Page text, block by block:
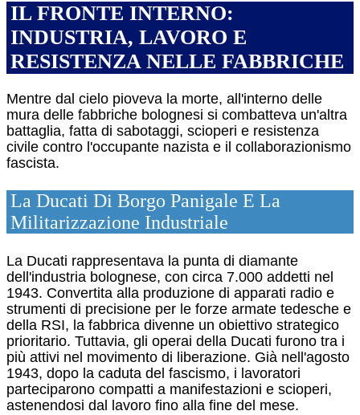
IL FRONTE INTERNO:
INDUSTRIA, LAVORO E
RESISTENZA NELLE FABBRICHE
Mentre dal cielo pioveva la morte, all'interno delle
mura delle fabbriche bolognesi si combatteva un'altra
battaglia, fatta di sabotaggi, scioperi e resistenza
civile contro l'occupante nazista e il collaborazionismo
fascista.
La Ducati Di Borgo Panigale E La
Militarizzazione Industriale
La Ducati rappresentava la punta di diamante
dell'industria bolognese, con circa 7.000 addetti nel
1943. Convertita alla produzione di apparati radio e
strumenti di precisione per le forze armate tedesche e
della RSI, la fabbrica divenne un obiettivo strategico
prioritario. Tuttavia, gli operai della Ducati furono tra i
più attivi nel movimento di liberazione. Già nell'agosto
1943, dopo la caduta del fascismo, i lavoratori
parteciparono compatti a manifestazioni e scioperi,
astenendosi dal lavoro fino alla fine del mese.